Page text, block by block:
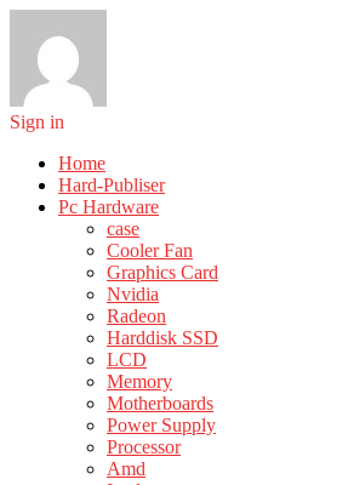
Sign in
Home
Hard-Publiser
Pc Hardware
case
Cooler Fan
Graphics Card
Nvidia
Radeon
Harddisk SSD
LCD
Memory
Motherboards
Power Supply
Processor
Amd